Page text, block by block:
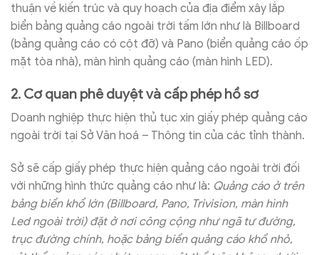
thuận về kiến trúc và quy hoạch của địa điểm xây lắp
biển bảng quảng cáo ngoài trời tấm lớn như là Billboard
(bảng quảng cáo có cột đỡ) và Pano (biển quảng cáo ốp
mặt tòa nhà), màn hình quảng cáo (màn hình LED).
2. Cơ quan phê duyệt và cấp phép hồ sơ
Doanh nghiệp thực hiện thủ tục xin giấy phép quảng cáo
ngoài trời tại Sở Văn hoá – Thông tin của các tỉnh thành.
Sở sẽ cấp giấy phép thực hiện quảng cáo ngoài trời đối
với những hình thức quảng cáo như là: Quảng cáo ở trên
bảng biển khổ lớn (Billboard, Pano, Trivision, màn hình
Led ngoài trời) đặt ở nơi công cộng như ngã tư đường,
trục đường chính, hoặc bảng biển quảng cáo khổ nhỏ,